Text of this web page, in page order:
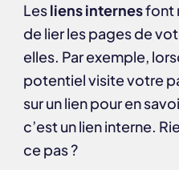
Lesliens internesfont
de lier les pages de
elles. Par exemple,
potentiel visite votre
sur un lien pour en
c’est un lien interne.
ce pas ?